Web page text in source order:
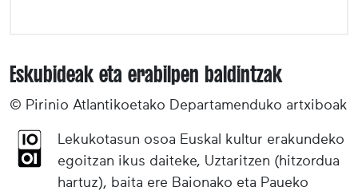
Eskubideak eta erabilpen baldintzak
© Pirinio Atlantikoetako Departamenduko artxiboak
Lekukotasun osoa Euskal kultur erakundeko
egoitzan ikus daiteke, Uztaritzen (hitzordua
hartuz), baita ere Baionako eta Paueko